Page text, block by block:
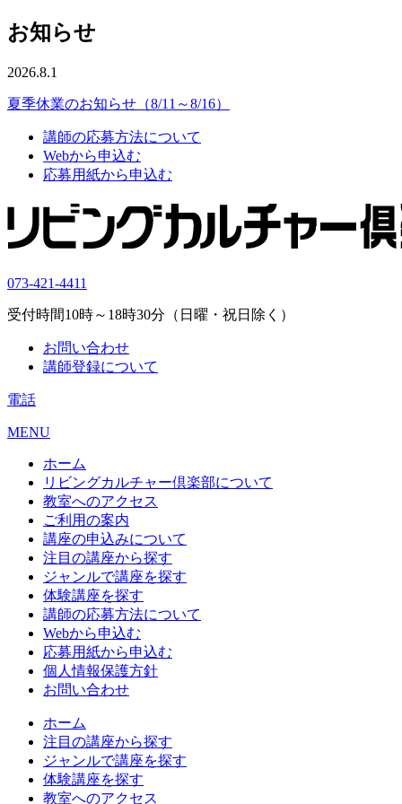
お知らせ
2026.8.1
夏季休業のお知らせ（8/11～8/16）
講師の応募方法について
Webから申込む
応募用紙から申込む
073-421-4411
受付時間10時～18時30分（日曜・祝日除く）
お問い合わせ
講師登録について
電話
MENU
ホーム
リビングカルチャー倶楽部について
教室へのアクセス
ご利用の案内
講座の申込みについて
注目の講座から探す
ジャンルで講座を探す
体験講座を探す
講師の応募方法について
Webから申込む
応募用紙から申込む
個人情報保護方針
お問い合わせ
ホーム
注目の講座から探す
ジャンルで講座を探す
体験講座を探す
教室へのアクセス